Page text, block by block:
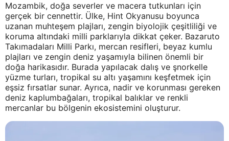
Mozambik, doğa severler ve macera tutkunları için
gerçek bir cennettir. Ülke, Hint Okyanusu boyunca
uzanan muhteşem plajları, zengin biyolojik çeşitliliği ve
koruma altındaki milli parklarıyla dikkat çeker. Bazaruto
Takımadaları Milli Parkı, mercan resifleri, beyaz kumlu
plajları ve zengin deniz yaşamıyla bilinen önemli bir
doğa harikasıdır. Burada yapılacak dalış ve şnorkelle
yüzme turları, tropikal su altı yaşamını keşfetmek için
eşsiz fırsatlar sunar. Ayrıca, nadir ve korunması gereken
deniz kaplumbağaları, tropikal balıklar ve renkli
mercanlar bu bölgenin ekosistemini oluşturur.